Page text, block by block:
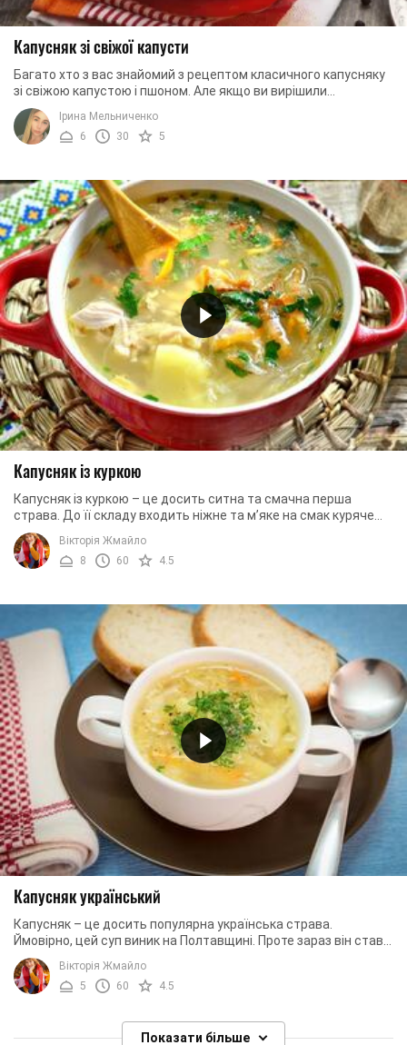
Капусняк зі свіжої капусти
Багато хто з вас знайомий з рецептом класичного капусняку
зі свіжою капустою і пшоном. Але якщо ви вирішили
приготувати щось особливе, то достатньо ...
Ірина Мельниченко
6
30 5
Капусняк із куркою
Капусняк із куркою – це досить ситна та смачна перша
страва. До її складу входить ніжне та м’яке на смак куряче
м’ясо. Окрім цього, ми використаємо ...
Вікторія Жмайло
8
60 4.5
Капусняк український
Капусняк – це досить популярна українська страва.
Ймовірно, цей суп виник на Полтавщині. Проте зараз він став
настільки популярним, що відомий не ...
Вікторія Жмайло
5
60 4.5
Показати більше